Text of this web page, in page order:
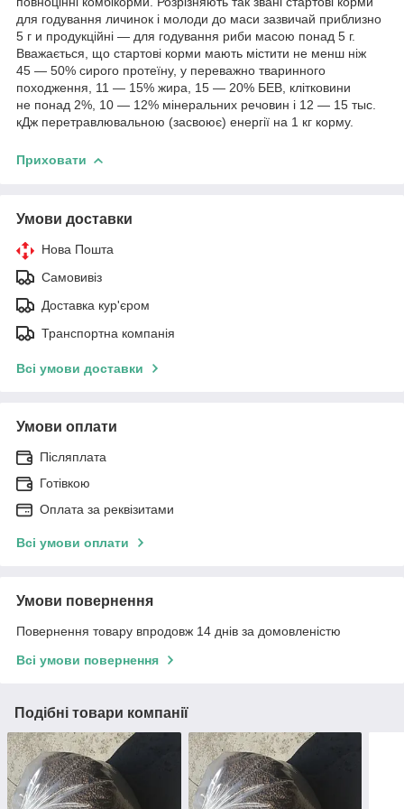
для годування личинок і молоди до маси зазвичай приблизно
5 г и продукційні — для годування риби масою понад 5 г.
Вважається, що стартові корми мають містити не менш ніж
45 — 50% сирого протеїну, у переважно тваринного
походження, 11 — 15% жира, 15 — 20% БЕВ, клітковини
не понад 2%, 10 — 12% мінеральних речовин і 12 — 15 тыс.
кДж перетравлювальною (засвоює) енергії на 1 кг корму.
Приховати
Умови доставки
Нова Пошта
Самовивіз
Доставка кур'єром
Транспортна компанія
Всі умови доставки
Умови оплати
Післяплата
Готівкою
Оплата за реквізитами
Всі умови оплати
Умови повернення
Повернення товару впродовж 14 днів за домовленістю
Всі умови повернення
Подібні товари компанії